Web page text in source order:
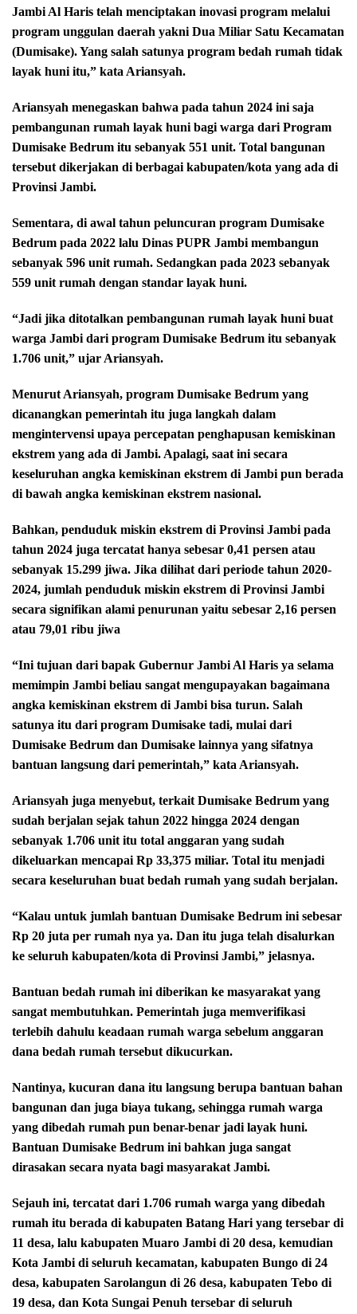
Jambi Al Haris telah menciptakan inovasi program melalui
program unggulan daerah yakni Dua Miliar Satu Kecamatan
(Dumisake). Yang salah satunya program bedah rumah tidak
layak huni itu,” kata Ariansyah.
Ariansyah menegaskan bahwa pada tahun 2024 ini saja
pembangunan rumah layak huni bagi warga dari Program
Dumisake Bedrum itu sebanyak 551 unit. Total bangunan
tersebut dikerjakan di berbagai kabupaten/kota yang ada di
Provinsi Jambi.
Sementara, di awal tahun peluncuran program Dumisake
Bedrum pada 2022 lalu Dinas PUPR Jambi membangun
sebanyak 596 unit rumah. Sedangkan pada 2023 sebanyak
559 unit rumah dengan standar layak huni.
“Jadi jika ditotalkan pembangunan rumah layak huni buat
warga Jambi dari program Dumisake Bedrum itu sebanyak
1.706 unit,” ujar Ariansyah.
Menurut Ariansyah, program Dumisake Bedrum yang
dicanangkan pemerintah itu juga langkah dalam
mengintervensi upaya percepatan penghapusan kemiskinan
ekstrem yang ada di Jambi. Apalagi, saat ini secara
keseluruhan angka kemiskinan ekstrem di Jambi pun berada
di bawah angka kemiskinan ekstrem nasional.
Bahkan, penduduk miskin ekstrem di Provinsi Jambi pada
tahun 2024 juga tercatat hanya sebesar 0,41 persen atau
sebanyak 15.299 jiwa. Jika dilihat dari periode tahun 2020-
2024, jumlah penduduk miskin ekstrem di Provinsi Jambi
secara signifikan alami penurunan yaitu sebesar 2,16 persen
atau 79,01 ribu jiwa
“Ini tujuan dari bapak Gubernur Jambi Al Haris ya selama
memimpin Jambi beliau sangat mengupayakan bagaimana
angka kemiskinan ekstrem di Jambi bisa turun. Salah
satunya itu dari program Dumisake tadi, mulai dari
Dumisake Bedrum dan Dumisake lainnya yang sifatnya
bantuan langsung dari pemerintah,” kata Ariansyah.
Ariansyah juga menyebut, terkait Dumisake Bedrum yang
sudah berjalan sejak tahun 2022 hingga 2024 dengan
sebanyak 1.706 unit itu total anggaran yang sudah
dikeluarkan mencapai Rp 33,375 miliar. Total itu menjadi
secara keseluruhan buat bedah rumah yang sudah berjalan.
“Kalau untuk jumlah bantuan Dumisake Bedrum ini sebesar
Rp 20 juta per rumah nya ya. Dan itu juga telah disalurkan
ke seluruh kabupaten/kota di Provinsi Jambi,” jelasnya.
Bantuan bedah rumah ini diberikan ke masyarakat yang
sangat membutuhkan. Pemerintah juga memverifikasi
terlebih dahulu keadaan rumah warga sebelum anggaran
dana bedah rumah tersebut dikucurkan.
Nantinya, kucuran dana itu langsung berupa bantuan bahan
bangunan dan juga biaya tukang, sehingga rumah warga
yang dibedah rumah pun benar-benar jadi layak huni.
Bantuan Dumisake Bedrum ini bahkan juga sangat
dirasakan secara nyata bagi masyarakat Jambi.
Sejauh ini, tercatat dari 1.706 rumah warga yang dibedah
rumah itu berada di kabupaten Batang Hari yang tersebar di
11 desa, lalu kabupaten Muaro Jambi di 20 desa, kemudian
Kota Jambi di seluruh kecamatan, kabupaten Bungo di 24
desa, kabupaten Sarolangun di 26 desa, kabupaten Tebo di
19 desa, dan Kota Sungai Penuh tersebar di seluruh